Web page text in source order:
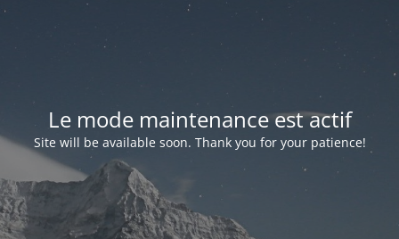
Le mode maintenance est actif
Site will be available soon. Thank you for your patience!